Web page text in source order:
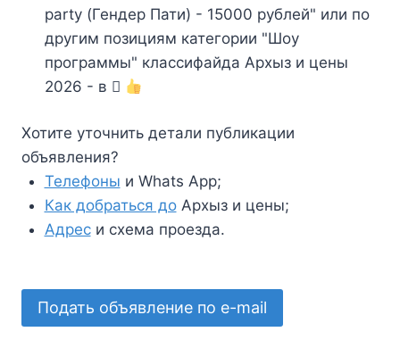
party (Гендер Пати) - 15000 рублей" или по
другим позициям категории "Шоу
программы" классифайда Архыз и цены
2026 - в
Хотите уточнить детали публикации
объявления?
Телефоны и Whats App;
Как добраться доАрхыз и цены;
Адреси схема проезда.
Подать объявление по e-mail